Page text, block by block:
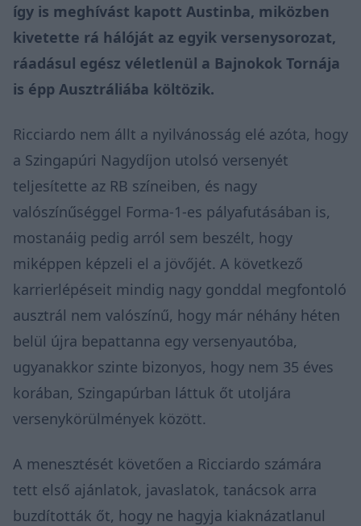
így is meghívást kapott Austinba, miközben
kivetette rá hálóját az egyik versenysorozat,
ráadásul egész véletlenül a Bajnokok Tornája
is épp Ausztráliába költözik.
Ricciardo nem állt a nyilvánosság elé azóta, hogy
a Szingapúri Nagydíjon utolsó versenyét
teljesítette az RB színeiben, és nagy
valószínűséggel Forma-1-es pályafutásában is,
mostanáig pedig arról sem beszélt, hogy
miképpen képzeli el a jövőjét. A következő
karrierlépéseit mindig nagy gonddal megfontoló
ausztrál nem valószínű, hogy már néhány héten
belül újra bepattanna egy versenyautóba,
ugyanakkor szinte bizonyos, hogy nem 35 éves
korában, Szingapúrban láttuk őt utoljára
versenykörülmények között.
A menesztését követően a Ricciardo számára
tett első ajánlatok, javaslatok, tanácsok arra
buzdították őt, hogy ne hagyja kiaknázatlanul